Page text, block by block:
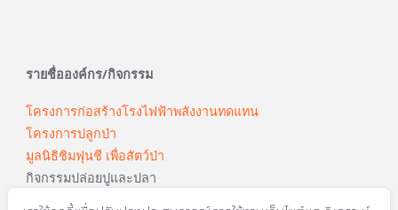
รายชื่อองค์กร/กิจกรรม
โครงการก่อสร้างโรงไฟฟ้าพลังงานทดแทน
โครงการปลูกป่า
มูลนิธิชิมฟุนชี เพื่อสัตว์ป่า
กิจกรรมปล่อยปูและปลา